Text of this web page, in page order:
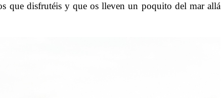
que disfrutéis y que os lleven un poquito del mar allá